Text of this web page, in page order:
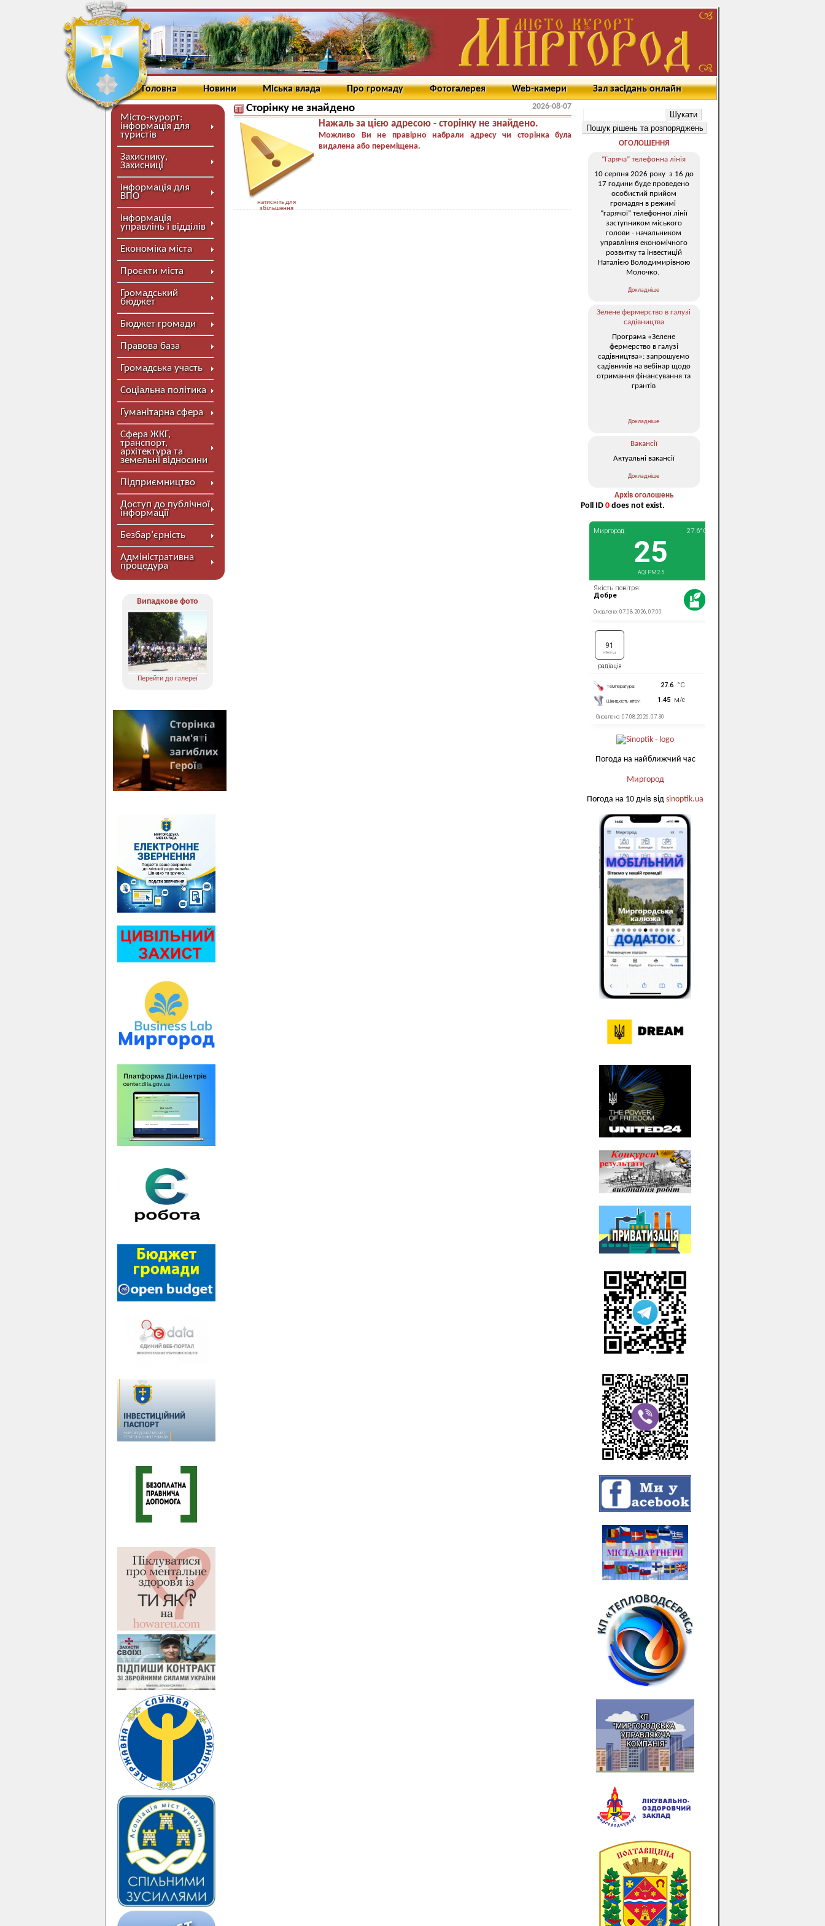
Головна Новини Міська влада Про громаду Фотогалерея Web-камери Зал засідань онлайн
Місто-курорт:
інформація для
туристів
Захиснику,
Захисниці
Інформація для
ВПО
Інформація
управлінь і відділів
Економіка міста
Проєкти міста
Громадський
бюджет
Бюджет громади
Правова база
Громадська участь
Соціальна політика
Гуманітарна сфера
Сфера ЖКГ,
транспорт,
архітектура та
земельні відносини
Підприємництво
Доступ до публічної
інформації
Безбар’єрність
Адміністративна
процедура
Випадкове фото
Перейти до галереї
Сторінку не знайдено 2026-08-07
натисніть для
збільшення
Нажаль за цією адресою - сторінку не знайдено.
Можливо Ви не правірно набрали адресу чи сторінка була
видалена або переміщена.
ОГОЛОШЕННЯ
“Гаряча” телефонна лінія
10 серпня 2026 року з 16 до
17 години буде проведено
особистий прийом
громадян в режимі
“гарячої” телефонної лінії
заступником міського
голови - начальником
управління економічного
розвитку та інвестицій
Наталією Володимирівною
Молочко.
Докладніше
Зелене фермерство в галузі
садівництва
Програма «Зелене
фермерство в галузі
садівництва»: запрошуємо
садівників на вебінар щодо
отримання фінансування та
грантів
Докладніше
Вакансії
Актуальні вакансії
Докладніше
Архів оголошень
Poll ID 0 does not exist.
Погода на найближчий час
Миргород
Погода на 10 днів від sinoptik.ua